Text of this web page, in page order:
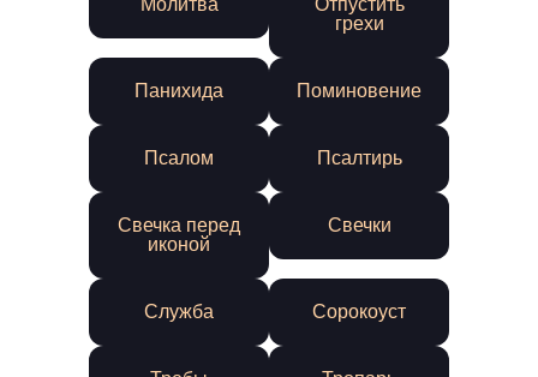
Молитва
Отпустить
грехи
Панихида Поминовение
Псалом Псалтирь
Свечка перед
иконой
Свечки
Служба Сорокоуст